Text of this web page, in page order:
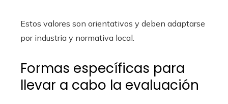
Estos valores son orientativos y deben adaptarse
por industria y normativa local.
Formas específicas para
llevar a cabo la evaluación